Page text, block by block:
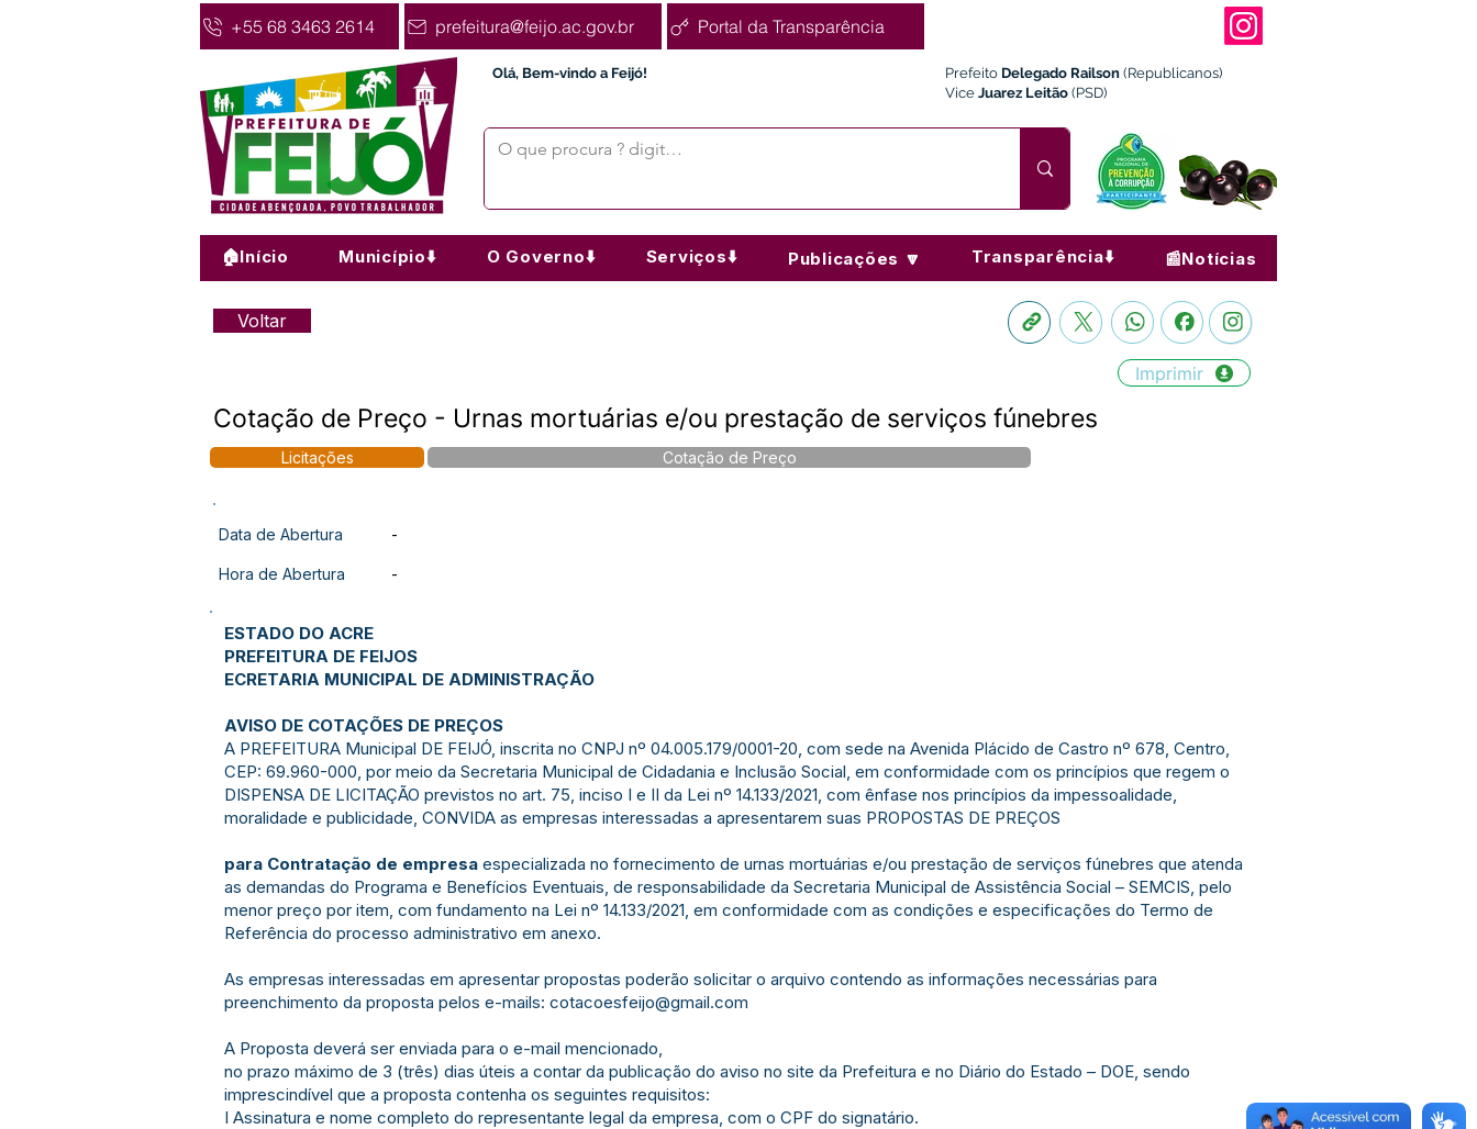
+55 68 3463 2614 prefeitura@feijo.ac.gov.br Portal da Transparência
Olá, Bem-vindo a Feijó! Prefeito Delegado Railson (Republicanos)
Vice Juarez Leitão (PSD)
🏠Início Município⬇️ O Governo⬇️ Serviços⬇️ Publicações 🔽 Transparência⬇️ 📰Notícias
Voltar
Imprimir
Cotação de Preço - Urnas mortuárias e/ou prestação de serviços fúnebres
Licitações Cotação de Preço
Data de Abertura -
Hora de Abertura -
ESTADO DO ACRE
PREFEITURA DE FEIJOS
ECRETARIA MUNICIPAL DE ADMINISTRAÇÃO
AVISO DE COTAÇÕES DE PREÇOS
A PREFEITURA Municipal DE FEIJÓ, inscrita no CNPJ nº 04.005.179/0001-20, com sede na Avenida Plácido de Castro nº 678, Centro,
CEP: 69.960-000, por meio da Secretaria Municipal de Cidadania e Inclusão Social, em conformidade com os princípios que regem o
DISPENSA DE LICITAÇÃO previstos no art. 75, inciso I e II da Lei nº 14.133/2021, com ênfase nos princípios da impessoalidade,
moralidade e publicidade, CONVIDA as empresas interessadas a apresentarem suas PROPOSTAS DE PREÇOS
para Contratação de empresa especializada no fornecimento de urnas mortuárias e/ou prestação de serviços fúnebres que atenda
as demandas do Programa e Benefícios Eventuais, de responsabilidade da Secretaria Municipal de Assistência Social – SEMCIS, pelo
menor preço por item, com fundamento na Lei nº 14.133/2021, em conformidade com as condições e especificações do Termo de
Referência do processo administrativo em anexo.
As empresas interessadas em apresentar propostas poderão solicitar o arquivo contendo as informações necessárias para
preenchimento da proposta pelos e-mails: cotacoesfeijo@gmail.com
A Proposta deverá ser enviada para o e-mail mencionado,
no prazo máximo de 3 (três) dias úteis a contar da publicação do aviso no site da Prefeitura e no Diário do Estado – DOE, sendo
imprescindível que a proposta contenha os seguintes requisitos:
I Assinatura e nome completo do representante legal da empresa, com o CPF do signatário.